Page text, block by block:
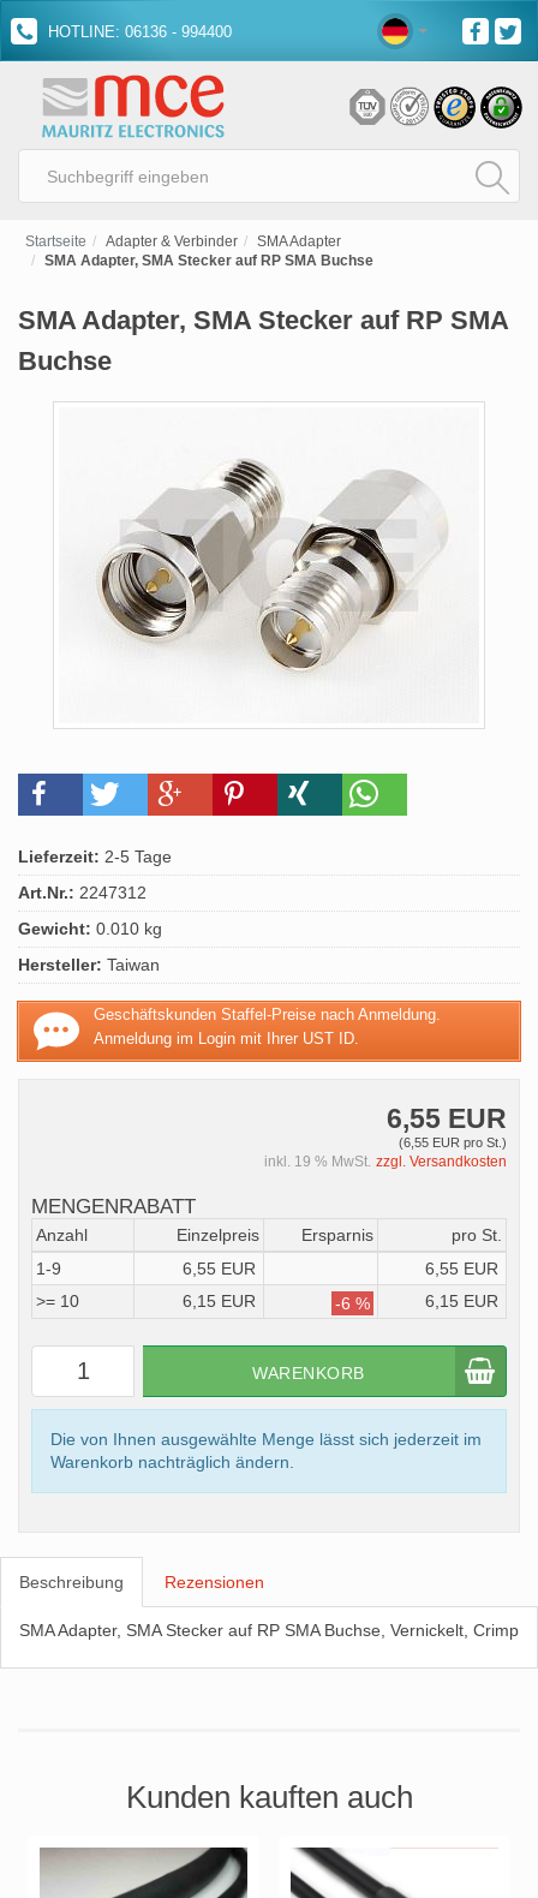
HOTLINE: 06136 - 994400
Startseite Adapter & Verbinder
SMA Adapter
SMA Adapter, SMA Stecker auf RP SMA Buchse
SMA Adapter, SMA Stecker auf RP SMA
Buchse
Lieferzeit: 2-5 Tage
Art.Nr.: 2247312
Gewicht: 0.010 kg
Hersteller: Taiwan
Geschäftskunden Staffel-Preise nach Anmeldung.
Anmeldung im Login mit Ihrer UST ID.
6,55 EUR
(6,55 EUR pro St.)
inkl. 19 % MwSt. zzgl. Versandkosten
MENGENRABATT
Anzahl Einzelpreis Ersparnis
pro St.
1-9
6,55 EUR
6,55 EUR
>= 10
6,15 EUR -6 % 6,15 EUR
WARENKORB
Die von Ihnen ausgewählte Menge lässt sich jederzeit im
Warenkorb nachträglich ändern.
Beschreibung Rezensionen
SMA Adapter, SMA Stecker auf RP SMA Buchse, Vernickelt, Crimp
Kunden kauften auch